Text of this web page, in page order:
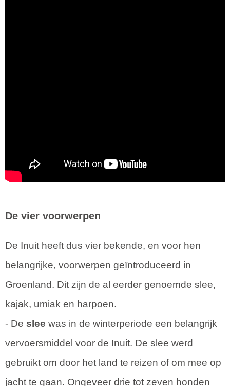
De vier voorwerpen
De Inuit heeft dus vier bekende, en voor hen
belangrijke, voorwerpen geïntroduceerd in
Groenland. Dit zijn de al eerder genoemde slee,
kajak, umiak en harpoen.
- De slee was in de winterperiode een belangrijk
vervoersmiddel voor de Inuit. De slee werd
gebruikt om door het land te reizen of om mee op
jacht te gaan. Ongeveer drie tot zeven honden